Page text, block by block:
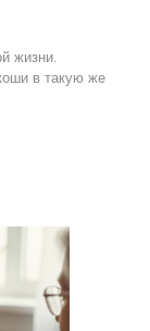
жизни.
в такую же